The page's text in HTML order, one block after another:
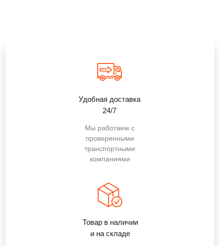
Удобная доставка
24/7
Товар в наличии
и на складе
Мы работаем с
проверенными
транспортными
компаниями